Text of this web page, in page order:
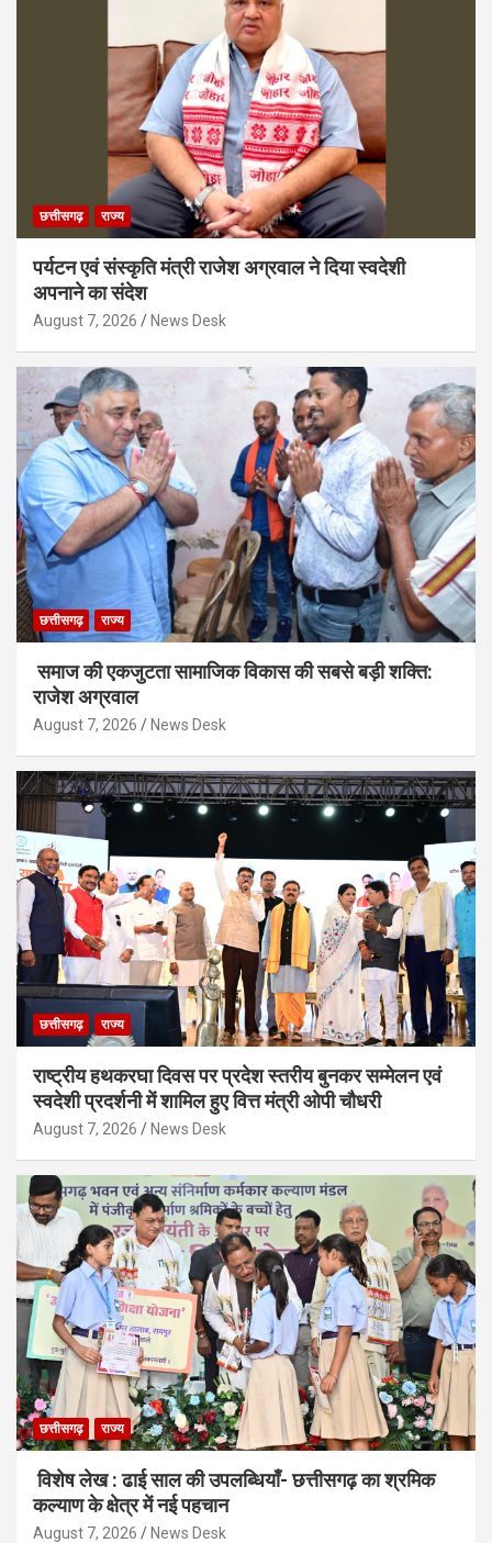
छत्तीसगढ़ राज्य
पर्यटन एवं संस्कृति मंत्री राजेश अग्रवाल ने दिया स्वदेशी
अपनाने का संदेश
August 7, 2026 News Desk
छत्तीसगढ़ राज्य
समाज की एकजुटता सामाजिक विकास की सबसे बड़ी शक्ति:
राजेश अग्रवाल
August 7, 2026 News Desk
छत्तीसगढ़ राज्य
राष्ट्रीय हथकरघा दिवस पर प्रदेश स्तरीय बुनकर सम्मेलन एवं
स्वदेशी प्रदर्शनी में शामिल हुए वित्त मंत्री ओपी चौधरी
August 7, 2026 News Desk
छत्तीसगढ़ राज्य
विशेष लेख : ढाई साल की उपलब्धियाँ- छत्तीसगढ़ का श्रमिक
कल्याण के क्षेत्र में नई पहचान
August 7, 2026 News Desk